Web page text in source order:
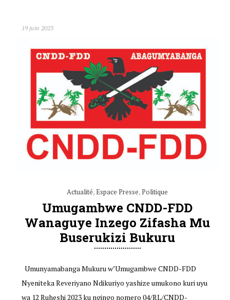
19 juin 2023
Actualité,Espace Presse,Politique
Umugambwe CNDD-FDD
Wanaguye Inzego Zifasha Mu
Buserukizi Bukuru
Umunyamabanga Mukuru w’Umugambwe CNDD-FDD
Nyeniteka Reveriyano Ndikuriyo yashize umukono kuri uyu
wa 12 Ruheshi 2023 ku ngingo nomero 04/RL/CNDD-